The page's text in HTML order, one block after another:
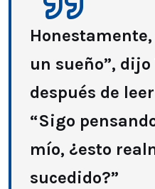
un sueño”, dijo
después de
“Sigo
mío, ¿esto
sucedido?”